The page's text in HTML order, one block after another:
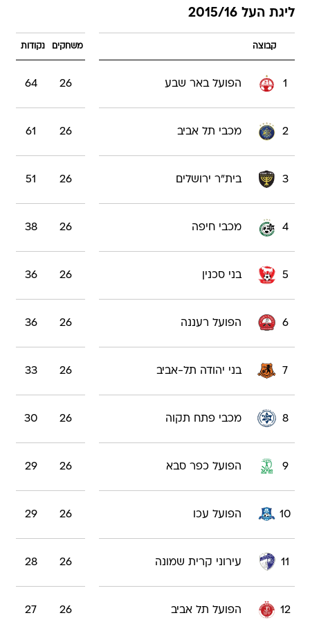
ליגת העל 2015/16
קבוצה משחקים נקודות
1 הפועל באר שבע 26
64
2 מכבי תל אביב 26
61
3 בית"ר ירושלים 26
51
4 מכבי חיפה 26
38
5 בני סכנין 26
36
6 הפועל רעננה 26
36
7 בני יהודה תל-אביב 26
33
8 מכבי פתח תקוה 26
30
9 הפועל כפר סבא 26
29
10 הפועל עכו 26
29
11 עירוני קרית שמונה 26
28
12 הפועל תל אביב 26
27